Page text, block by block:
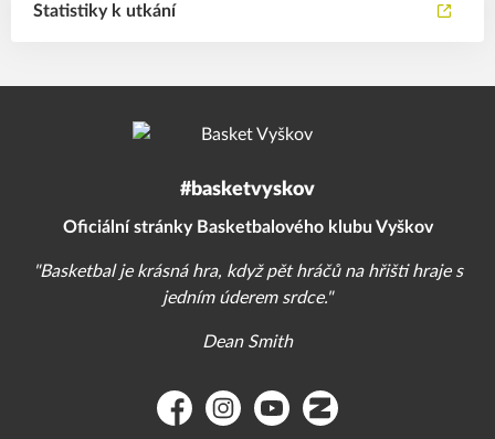
Statistiky k utkání
#basketvyskov
Oficiální stránky Basketbalového klubu Vyškov
"Basketbal je krásná hra, když pět hráčů na hřišti hraje s
jedním úderem srdce."
Dean Smith
FacebookInstagramYouTubeZonerama